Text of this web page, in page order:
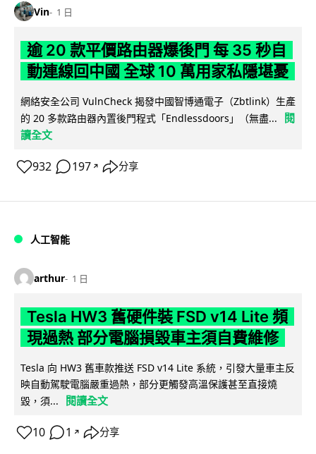
Vin 1 日
逾 20 款平價路由器爆後門 每 35 秒自
動連線回中國 全球 10 萬用家私隱堪憂
網絡安全公司 VulnCheck 揭發中國智博通電子（Zbtlink）生產
的 20 多款路由器內置後門程式「Endlessdoors」（無盡...
閱
讀全文
932 197 ↗ 分享
人工智能
arthur 1 日
Tesla HW3 舊硬件裝 FSD v14 Lite 頻
現過熱 部分電腦損毀車主須自費維修
Tesla 向 HW3 舊車款推送 FSD v14 Lite 系統，引發大量車主反
映自動駕駛電腦嚴重過熱，部分更觸發高溫保護甚至直接燒
毀，須...
閱讀全文
10 1 ↗ 分享